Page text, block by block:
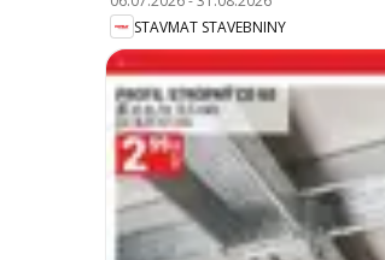
STAVMAT STAVEBNINY